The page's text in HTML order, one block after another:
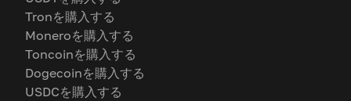
Tronを購入する
Moneroを購入する
Toncoinを購入する
Dogecoinを購入する
USDCを購入する